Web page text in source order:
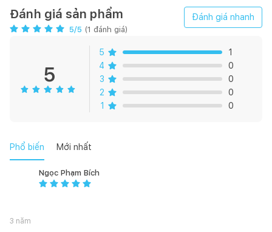
1 cảm ứng chạm + -
2 vùng nấu có gia nhiệt nhanh
Tự động nhận diện nồi/chảo
Hẹn giờ
Nhận diện nồi/chảo nhỏ
Đánh giá sản phẩm
5/5 (1 đánh giá)
Đánh giá nhanh
5
5
1
4
0
3
0
2
0
1
0
Phổ biến Mới nhất
Ngọc Phạm Bích
3 năm